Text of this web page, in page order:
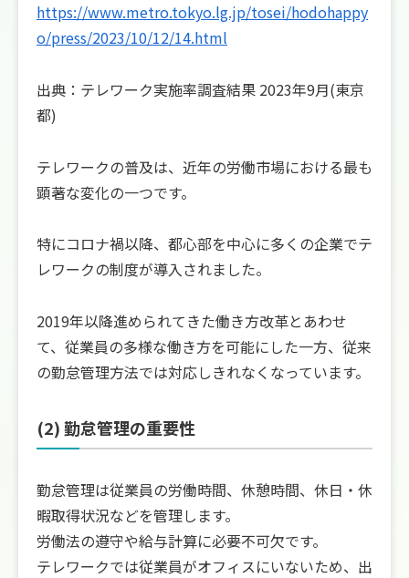
https://www.metro.tokyo.lg.jp/tosei/hodohappy
o/press/2023/10/12/14.html
出典：テレワーク実施率調査結果 2023年9月(東京
都)
テレワークの普及は、近年の労働市場における最も
顕著な変化の一つです。
特にコロナ禍以降、都心部を中心に多くの企業でテ
レワークの制度が導入されました。
2019年以降進められてきた働き方改革とあわせ
て、従業員の多様な働き方を可能にした一方、従来
の勤怠管理方法では対応しきれなくなっています。
(2) 勤怠管理の重要性
勤怠管理は従業員の労働時間、休憩時間、休日・休
暇取得状況などを管理します。
労働法の遵守や給与計算に必要不可欠です。
テレワークでは従業員がオフィスにいないため、出